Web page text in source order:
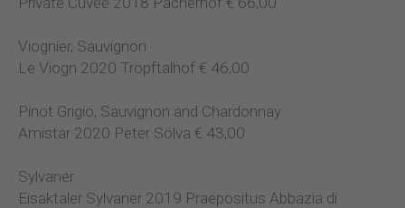
Viognier, Sauvignon
Le Viogn 2020 Tröpftalhof € 46,00
Pinot Grigio, Sauvignon and Chardonnay
Amistar 2020 Peter Sölva € 43,00
Sylvaner
Eisaktaler Sylvaner 2019 Praepositus Abbazia di